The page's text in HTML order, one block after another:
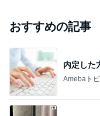
おすすめの記事
内定した
Amebaト